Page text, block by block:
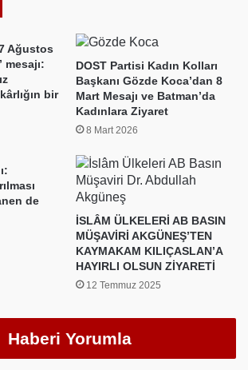
Ağustos
mesajı:
bir
DOST Partisi Kadın Kolları
Başkanı Gözde Koca’dan 8
Mart Mesajı ve Batman’da
Kadınlara Ziyaret
8 Mart 2026
de
İSLÂM ÜLKELERİ AB BASIN
MÜŞAVİRİ AKGÜNEŞ’TEN
KAYMAKAM KILIÇASLAN’A
HAYIRLI OLSUN ZİYARETİ
12 Temmuz 2025
Haberi Yorumla